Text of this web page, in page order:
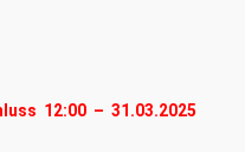
12:00 – 31.03.2025